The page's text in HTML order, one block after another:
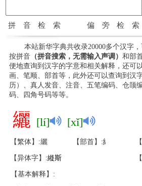
拼音检索 偏旁检
本站新华字典共收录20000多个汉字
按拼音（拼音搜索，无需输入声调） 和部
便地查询到汉字的字意和相关解释，还可
画、笔顺、部首等，此外还可以查询到汉
历）、真人发音、注音、五笔编码、仓颉
码、四角号码等等。
纚 [lí] [xǐ]
【繁体】:纚 【部首】:糹
【异体字】:縰斯
【基本解释】: